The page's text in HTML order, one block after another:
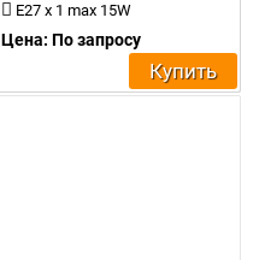
E27 x 1 max 15W
Цена: По запросу
Купить